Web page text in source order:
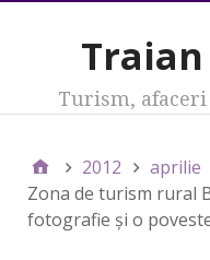
Turism, afaceri
2012 aprilie
Zona de turism rural
fotografie şi o